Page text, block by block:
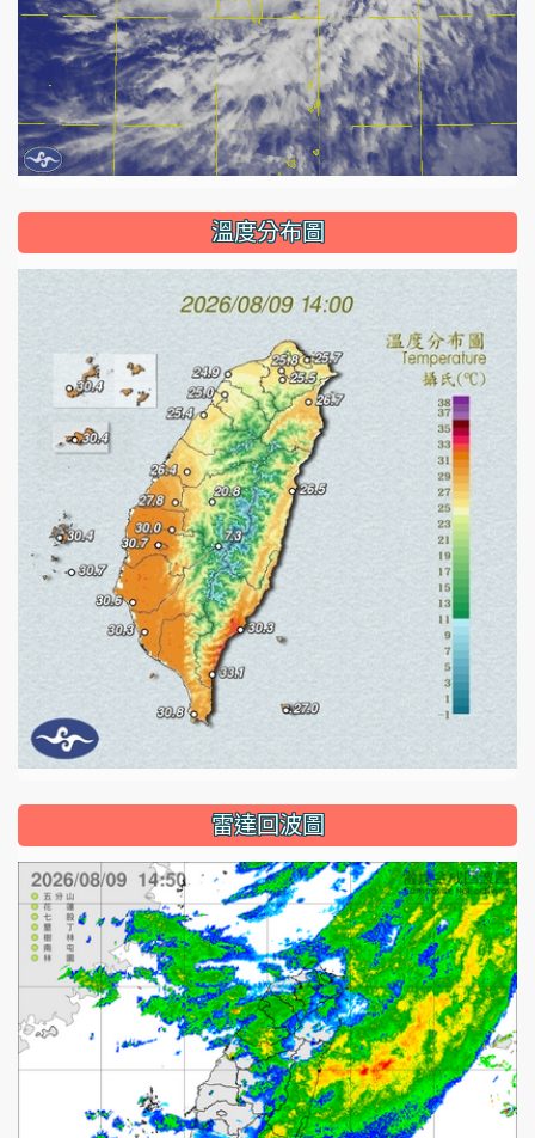
溫度分布圖
雷達回波圖